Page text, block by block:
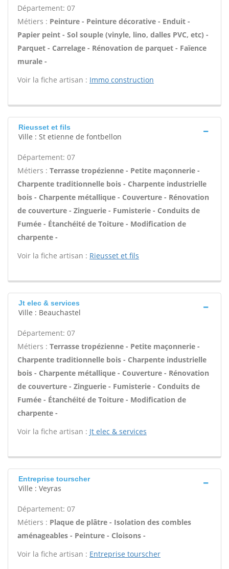
Département: 07
Métiers : Peinture - Peinture décorative - Enduit -
Papier peint - Sol souple (vinyle, lino, dalles PVC, etc) -
Parquet - Carrelage - Rénovation de parquet - Faïence
murale -
Voir la fiche artisan : Immo construction
Rieusset et fils
Ville : St etienne de fontbellon
Département: 07
Métiers : Terrasse tropézienne - Petite maçonnerie -
Charpente traditionnelle bois - Charpente industrielle
bois - Charpente métallique - Couverture - Rénovation
de couverture - Zinguerie - Fumisterie - Conduits de
Fumée - Étanchéité de Toiture - Modification de
charpente -
Voir la fiche artisan : Rieusset et fils
Jt elec & services
Ville : Beauchastel
Département: 07
Métiers : Terrasse tropézienne - Petite maçonnerie -
Charpente traditionnelle bois - Charpente industrielle
bois - Charpente métallique - Couverture - Rénovation
de couverture - Zinguerie - Fumisterie - Conduits de
Fumée - Étanchéité de Toiture - Modification de
charpente -
Voir la fiche artisan : Jt elec & services
Entreprise tourscher
Ville : Veyras
Département: 07
Métiers : Plaque de plâtre - Isolation des combles
aménageables - Peinture - Cloisons -
Voir la fiche artisan : Entreprise tourscher